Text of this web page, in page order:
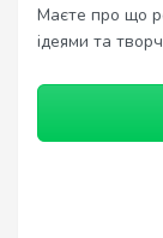
Маєте про що
ідеями та